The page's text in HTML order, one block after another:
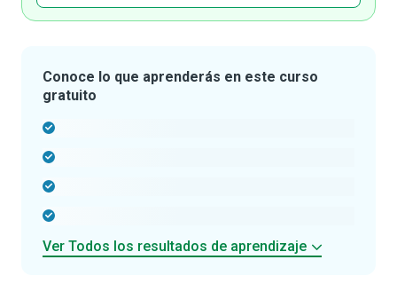
Conoce lo que aprenderás en este curso
gratuito
Ver Todos los resultados de aprendizaje